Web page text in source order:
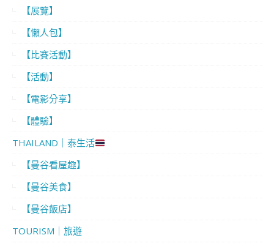
【展覽】
【懶人包】
【比賽活動】
【活動】
【電影分享】
【體驗】
THAILAND｜泰生活
【曼谷看屋趣】
【曼谷美食】
【曼谷飯店】
TOURISM｜旅遊